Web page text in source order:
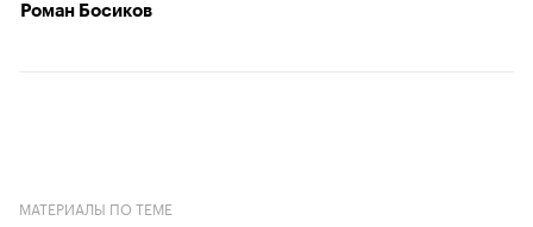
Роман Босиков
МАТЕРИАЛЫ ПО ТЕМЕ